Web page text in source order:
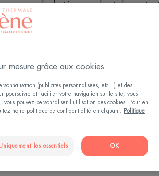
hydratée, souple et douce
Hydratant, adoucissant, non-
Tube Tube
40ml
mesure grâce aux cookies
(publicités personnalisées, etc...) et des
poursuivre et faciliter votre navigation sur le site, vous
pouvez personnaliser l'utilisation des cookies. Pour en
notre politique de confidentialité en cliquant:
Politique
Uniquement les essentiels OK